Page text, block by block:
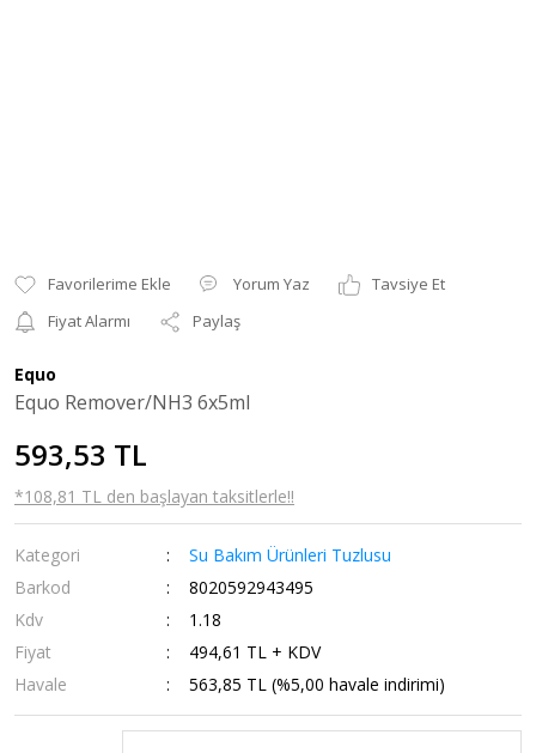
Yorum Yaz
Tavsiye Et
Fiyat Alarmı
Paylaş
Equo
Equo Remover/NH3 6x5ml
593,53 TL
*108,81 TL den başlayan taksitlerle!!
Kategori
Su Bakım Ürünleri Tuzlusu
Barkod
8020592943495
Kdv
1.18
Fiyat
494,61 TL + KDV
Havale
563,85 TL (%5,00 havale indirimi)